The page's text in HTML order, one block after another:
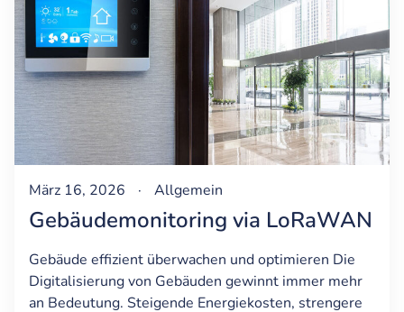
März 16, 2026 · Allgemein
Gebäudemonitoring via LoRaWAN
Gebäude effizient überwachen und optimieren Die
Digitalisierung von Gebäuden gewinnt immer mehr
an Bedeutung. Steigende Energiekosten, strengere